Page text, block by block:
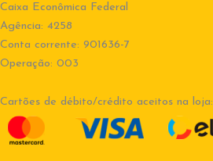
Caixa Econômica Federal
Agência: 4258
Conta corrente: 901636-7
Operação: 003
Cartões de débito/crédito aceitos na loja: